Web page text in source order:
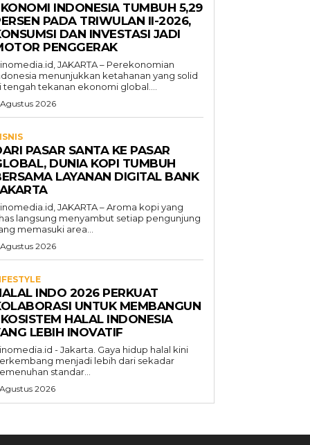
INDONESIA TUMBUH 5,29
PADA TRIWULAN II-2026,
DAN INVESTASI JADI
PENGGERAK
JAKARTA – Perekonomian
menunjukkan ketahanan yang solid
tengah tekanan ekonomi global....
2026
PASAR SANTA KE PASAR
DUNIA KOPI TUMBUH
LAYANAN DIGITAL BANK
JAKARTA – Aroma kopi yang
langsung menyambut setiap pengunjung
memasuki area...
2026
INDO 2026 PERKUAT
UNTUK MEMBANGUN
HALAL INDONESIA
LEBIH INOVATIF
- Jakarta. Gaya hidup halal kini
menjadi lebih dari sekadar
standar...
2026